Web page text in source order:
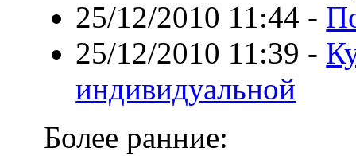
25/12/2010 11:44 -
25/12/2010 11:39 -
индивидуальной
Более ранние: